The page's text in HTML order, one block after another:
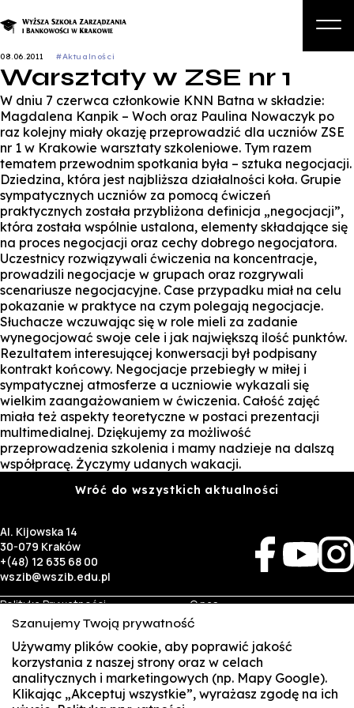
Studia
Studia podyplomowe i kursy
Kandydat
Student
Biznes
Zapisz się na studia
08.06.2011 #Aktualności
Warsztaty w ZSE nr 1
W dniu 7 czerwca członkowie KNN Batna w składzie:
Magdalena Kanpik – Woch oraz Paulina Nowaczyk po
raz kolejny miały okazję przeprowadzić dla uczniów ZSE
nr 1 w Krakowie warsztaty szkoleniowe. Tym razem
tematem przewodnim spotkania była – sztuka negocjacji.
Dziedzina, która jest najbliższa działalności koła. Grupie
sympatycznych uczniów za pomocą ćwiczeń
praktycznych została przybliżona definicja „negocjacji”,
która została wspólnie ustalona, elementy składające się
na proces negocjacji oraz cechy dobrego negocjatora.
Uczestnicy rozwiązywali ćwiczenia na koncentracje,
prowadzili negocjacje w grupach oraz rozgrywali
scenariusze negocjacyjne. Case przypadku miał na celu
pokazanie w praktyce na czym polegają negocjacje.
Słuchacze wczuwając się w role mieli za zadanie
wynegocjować swoje cele i jak największą ilość punktów.
Rezultatem interesującej konwersacji był podpisany
kontrakt końcowy. Negocjacje przebiegły w miłej i
sympatycznej atmosferze a uczniowie wykazali się
wielkim zaangażowaniem w ćwiczenia. Całość zajęć
miała też aspekty teoretyczne w postaci prezentacji
multimedialnej. Dziękujemy za możliwość
przeprowadzenia szkolenia i mamy nadzieje na dalszą
współpracę. Życzymy udanych wakacji.
Wróć do wszystkich aktualności
Al. Kijowska 14
30-079 Kraków
+(48) 12 635 68 00
wszib@wszib.edu.pl
Polityka Prywatności
RODO
Identyfikacja wizualna
O nas
Rekrutacja
Studia
Kontakt
Biznes
Wynajem sal
Student
Multis Multum
Szanujemy Twoją prywatność
Używamy plików cookie, aby poprawić jakość
korzystania z naszej strony oraz w celach
analitycznych i marketingowych (np. Mapy Google).
Klikając „Akceptuj wszystkie”, wyrażasz zgodę na ich